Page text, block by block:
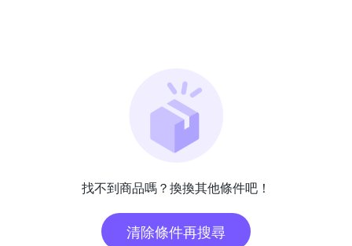
找不到商品嗎？換換其他條件吧！
清除條件再搜尋